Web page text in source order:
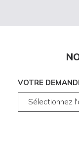
VOTRE